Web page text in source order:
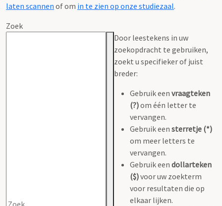
laten scannen of om in te zien op onze studiezaal.
Zoek
Door leestekens in uw
zoekopdracht te gebruiken,
zoekt u specifieker of juist
breder:
Gebruik een vraagteken
(?)om één letter te
vervangen.
Gebruik een sterretje (*)
om meer letters te
vervangen.
Gebruik een dollarteken
($)voor uw zoekterm
voor resultaten die op
elkaar lijken.